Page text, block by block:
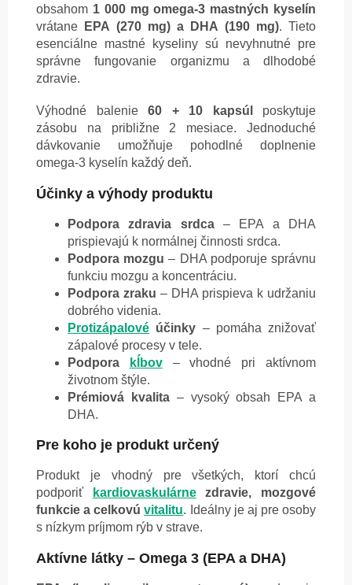
obsahom 1 000 mg omega-3 mastných kyselín
vrátane
EPA (270 mg) a DHA (190 mg). Tieto
esenciálne mastné kyseliny sú nevyhnutné pre
správne fungovanie organizmu a dlhodobé
zdravie.
Výhodné balenie 60 + 10 kapsúl
poskytuje
zásobu na približne 2 mesiace. Jednoduché
dávkovanie umožňuje pohodlné doplnenie
omega-3 kyselín každý deň.
Účinky a výhody produktu
Podpora zdravia srdca– EPA a DHA
prispievajú k normálnej činnosti srdca.
Podpora mozgu – DHA podporuje správnu
funkciu mozgu a koncentráciu.
Podpora zraku – DHA prispieva k udržaniu
dobrého videnia.
Protizápalové účinky – pomáha znižovať
zápalové procesy v tele.
Podpora
kĺbov– vhodné pri aktívnom
životnom štýle.
Prémiová kvalita– vysoký obsah EPA a
DHA.
Pre koho je produkt určený
Produkt je vhodný pre všetkých, ktorí chcú
podporiť
kardiovaskulárnezdravie, mozgové
funkcie a celkovúvitalitu. Ideálny je aj pre osoby
s nízkym príjmom rýb v strave.
Aktívne látky – Omega 3 (EPA a DHA)